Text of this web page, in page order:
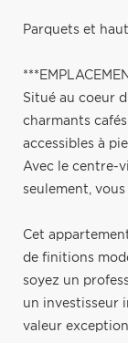
Parquets et
Situé au coeur
charmants
accessibles à
Avec le centre-
seulement,
Cet
de finitions
soyez un
un investisseur
valeur